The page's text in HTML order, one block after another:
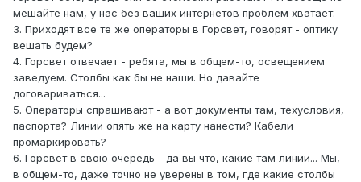
мешайте нам, у нас без ваших интернетов проблем хватает.
3. Приходят все те же операторы в Горсвет, говорят - оптику
вешать будем?
4. Горсвет отвечает - ребята, мы в общем-то, освещением
заведуем. Столбы как бы не наши. Но давайте
договариваться...
5. Операторы спрашивают - а вот документы там, техусловия,
паспорта? Линии опять же на карту нанести? Кабели
промаркировать?
6. Горсвет в свою очередь - да вы что, какие там линии... Мы,
в общем-то, даже точно не уверены в том, где какие столбы